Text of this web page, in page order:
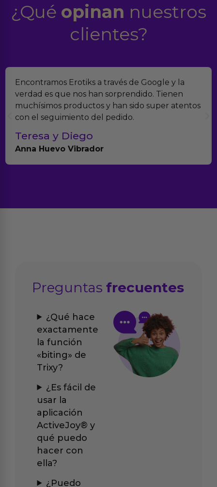
¿Qué opinan nuestros
clientes?
Encontramos Erotiks a través de Google y la
verdad es que nos han sorprendido. Tienen
muchísimos productos y han sido super atentos
con el seguimiento del pedido.
Teresa y Diego
Anna Huevo Vibrador
Preguntasfrecuentes
¿Qué hace
exactamente
la función
«biting» de
Trixy?
¿Es fácil de
usar la
aplicación
ActiveJoy® y
qué puedo
hacer con
ella?
¿Puedo